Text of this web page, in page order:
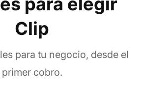
Clip
para tu negocio, desde el
primer cobro.